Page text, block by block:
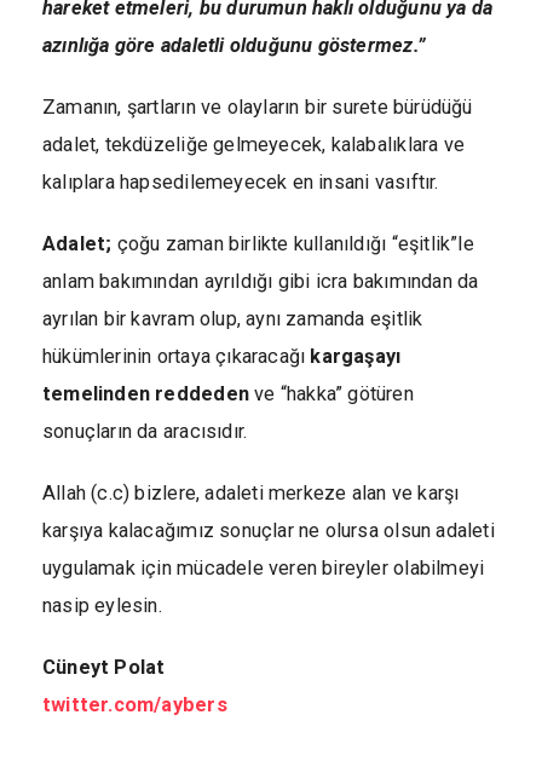
hareket etmeleri, bu durumun haklı olduğunu ya da
azınlığa göre adaletli olduğunu göstermez.”
Zamanın, şartların ve olayların bir surete bürüdüğü
adalet, tekdüzeliğe gelmeyecek, kalabalıklara ve
kalıplara hapsedilemeyecek en insani vasıftır.
Adalet; çoğu zaman birlikte kullanıldığı “eşitlik”le
anlam bakımından ayrıldığı gibi icra bakımından da
ayrılan bir kavram olup, aynı zamanda eşitlik
hükümlerinin ortaya çıkaracağı kargaşayı
temelinden reddedenve “hakka” götüren
sonuçların da aracısıdır.
Allah (c.c) bizlere, adaleti merkeze alan ve karşı
karşıya kalacağımız sonuçlar ne olursa olsun adaleti
uygulamak için mücadele veren bireyler olabilmeyi
nasip eylesin.
Cüneyt Polat
twitter.com/aybers